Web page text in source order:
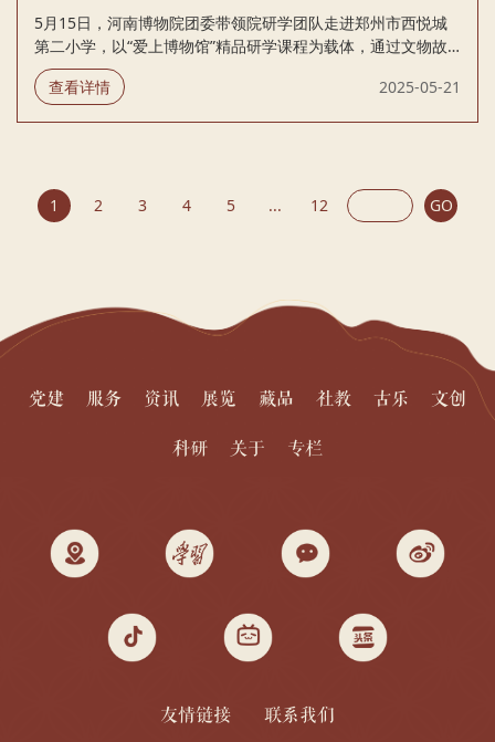
5月15日，河南博物院团委带领院研学团队走进郑州市西悦城
第二小学，以“爱上博物馆”精品研学课程为载体，通过文物故
事与趣味互动，为300余名学生开启了一场穿越千年的文化探
索之旅。活动结束后，学生们直呼“不过瘾”，纷纷围住研学导
们详细阐述了中原地区在中华文明起源与发展历程中的关键地
位和独特作用。从新石器时代的仰韶文化到夏商周时期的青铜
查看详情 2025-05-21
1 2 3 4 5 ... 12 GO
党建 服务 资讯 展览 藏品 社教 古乐 文创
科研 关于 专栏
友情链接 联系我们